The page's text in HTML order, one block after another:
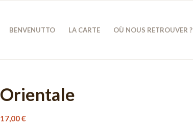
BENVENUTTO LA CARTE OÙ NOUS RETROUVER ?
Orientale
17,00€